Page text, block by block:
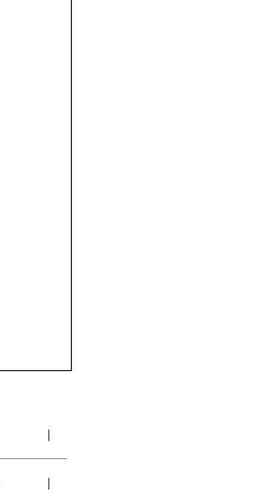
｜
｜